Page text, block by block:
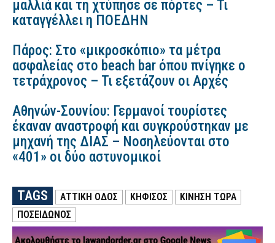
μαλλιά και τη χτύπησε σε πόρτες – Τι
καταγγέλλει η ΠΟΕΔΗΝ
Πάρος: Στο «μικροσκόπιο» τα μέτρα
ασφαλείας στο beach bar όπου πνίγηκε ο
τετράχρονος – Τι εξετάζουν οι Αρχές
Αθηνών-Σουνίου: Γερμανοί τουρίστες
έκαναν αναστροφή και συγκρούστηκαν με
μηχανή της ΔΙΑΣ – Νοσηλεύονται στο
«401» οι δύο αστυνομικοί
TAGS ΑΤΤΙΚΗ ΟΔΟΣ ΚΗΦΙΣΟΣ
ΚΊΝΗΣΗ ΤΏΡΑ
ΠΟΣΕΙΔΩΝΟΣ